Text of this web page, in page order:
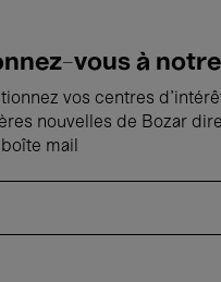
vous à
vos centres
nouvelles de Bozar
mail